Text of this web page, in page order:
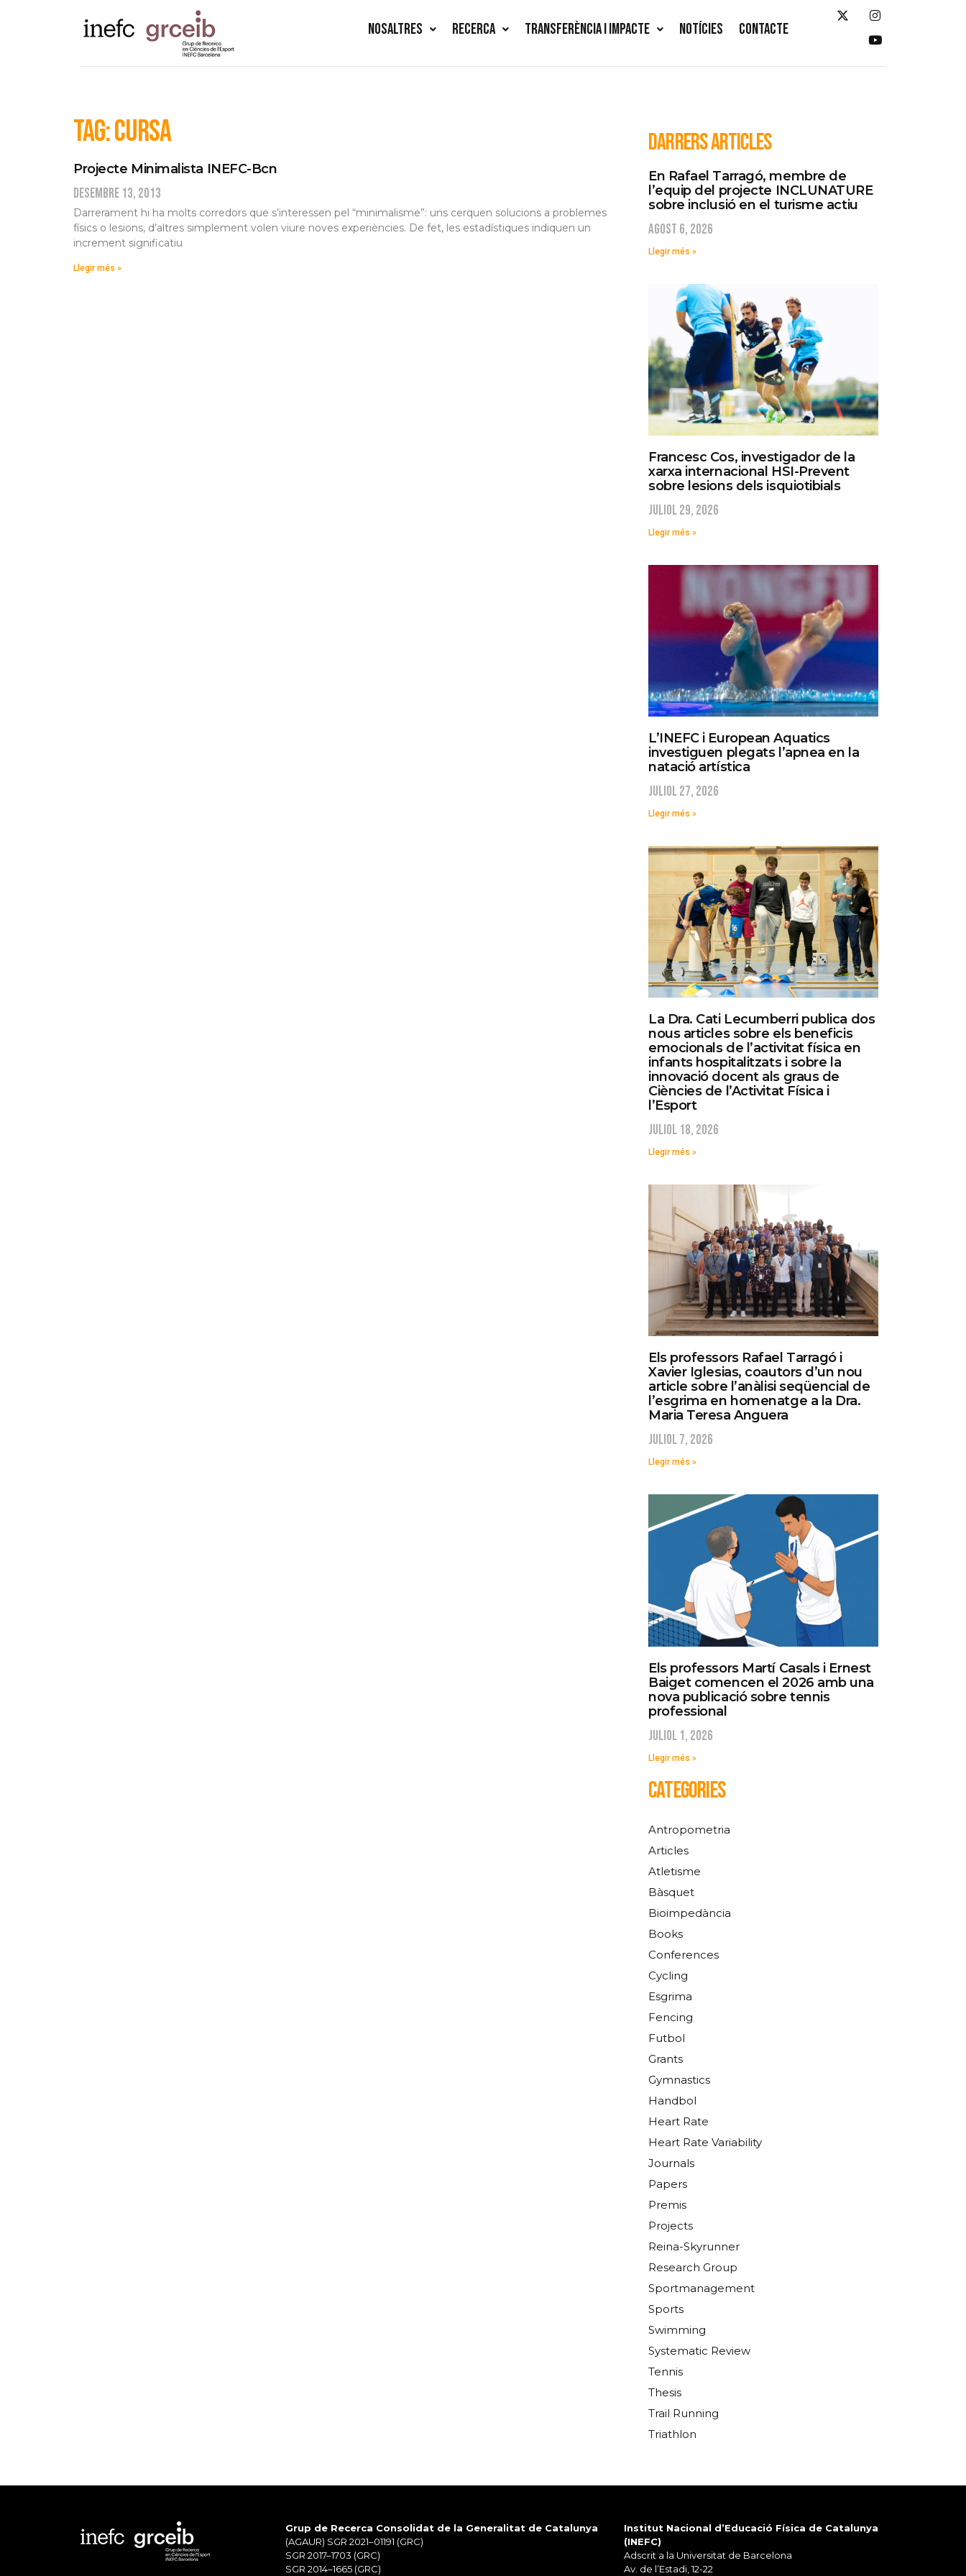
NOSALTRES RECERCA TRANSFERÈNCIA I IMPACTE NOTÍCIES CONTACTE
Tag: Cursa
Projecte Minimalista INEFC-Bcn
desembre 13, 2013
Darrerament hi ha molts corredors que s’interessen pel “minimalisme”: uns cerquen solucions a problemes
físics o lesions, d’altres simplement volen viure noves experiències. De fet, les estadístiques indiquen un
increment significatiu
Llegir més »
DARRERS ARTICLES
En Rafael Tarragó, membre de
l’equip del projecte INCLUNATURE
sobre inclusió en el turisme actiu
agost 6, 2026
Llegir més »
Francesc Cos, investigador de la
xarxa internacional HSI-Prevent
sobre lesions dels isquiotibials
juliol 29, 2026
Llegir més »
L’INEFC i European Aquatics
investiguen plegats l’apnea en la
natació artística
juliol 27, 2026
Llegir més »
La Dra. Cati Lecumberri publica dos
nous articles sobre els beneficis
emocionals de l’activitat física en
infants hospitalitzats i sobre la
innovació docent als graus de
Ciències de l’Activitat Física i
l’Esport
juliol 18, 2026
Llegir més »
Els professors Rafael Tarragó i
Xavier Iglesias, coautors d’un nou
article sobre l’anàlisi seqüencial de
l’esgrima en homenatge a la Dra.
Maria Teresa Anguera
juliol 7, 2026
Llegir més »
Els professors Martí Casals i Ernest
Baiget comencen el 2026 amb una
nova publicació sobre tennis
professional
juliol 1, 2026
Llegir més »
CATEGORIES
Antropometria
Articles
Atletisme
Bàsquet
Bioimpedància
Books
Conferences
Cycling
Esgrima
Fencing
Futbol
Grants
Gymnastics
Handbol
Heart Rate
Heart Rate Variability
Journals
Papers
Premis
Projects
Reina-Skyrunner
Research Group
Sportmanagement
Sports
Swimming
Systematic Review
Tennis
Thesis
Trail Running
Triathlon
Grup de Recerca Consolidat de la Generalitat de Catalunya
(AGAUR) SGR 2021–01191 (GRC)
SGR 2017–1703 (GRC)
SGR 2014–1665 (GRC)
Institut Nacional d’Educació Física de Catalunya
(INEFC)
Adscrit a la Universitat de Barcelona
Av. de l’Estadi, 12-22